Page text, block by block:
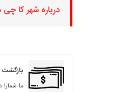
درباره شهر کا چی
بازگشت ۱۰۰ درصد پول
ما